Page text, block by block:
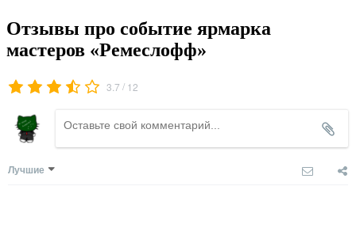
Отзывы про событие ярмарка
мастеров «Ремеслофф»
3.7 / 12
Лучшие